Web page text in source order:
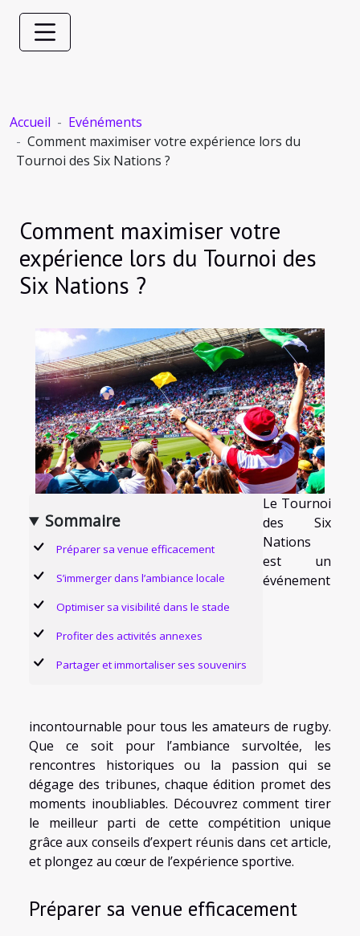
Accueil
Evénéments
Comment maximiser votre expérience lors du
Tournoi des Six Nations ?
Comment maximiser votre
expérience lors du Tournoi des
Six Nations ?
Sommaire
Préparer sa venue efficacement
S’immerger dans l’ambiance locale
Optimiser sa visibilité dans le stade
Profiter des activités annexes
Partager et immortaliser ses souvenirs
Le Tournoi
des Six
Nations
est un
événement
incontournable pour tous les amateurs de rugby.
Que ce soit pour l’ambiance survoltée, les
rencontres historiques ou la passion qui se
dégage des tribunes, chaque édition promet des
moments inoubliables. Découvrez comment tirer
le meilleur parti de cette compétition unique
grâce aux conseils d’expert réunis dans cet article,
et plongez au cœur de l’expérience sportive.
Préparer sa venue efficacement